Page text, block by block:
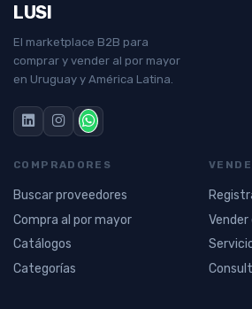
LUSI
El marketplace B2B para
comprar y vender al por mayor
en Uruguay y América Latina.
COMPRADORES
Buscar proveedores
Compra al por mayor
Catálogos
Categorías
Vender